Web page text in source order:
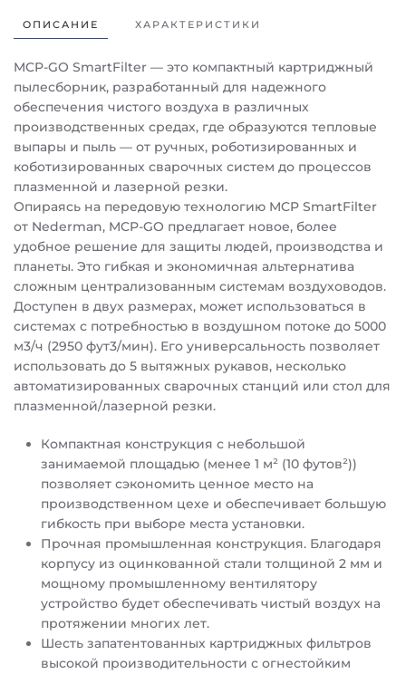
ОПИСАНИЕ ХАРАКТЕРИСТИКИ
MCP-GO SmartFilter — это компактный картриджный
пылесборник, разработанный для надежного
обеспечения чистого воздуха в различных
производственных средах, где образуются тепловые
выпары и пыль — от ручных, роботизированных и
коботизированных сварочных систем до процессов
плазменной и лазерной резки.
Опираясь на передовую технологию MCP SmartFilter
от Nederman, MCP-GO предлагает новое, более
удобное решение для защиты людей, производства и
планеты. Это гибкая и экономичная альтернатива
сложным централизованным системам воздуховодов.
Доступен в двух размерах, может использоваться в
системах с потребностью в воздушном потоке до 5000
м3/ч (2950 фут3/мин). Его универсальность позволяет
использовать до 5 вытяжных рукавов, несколько
автоматизированных сварочных станций или стол для
плазменной/лазерной резки.
Компактная конструкция с небольшой
занимаемой площадью (менее 1 м² (10 футов²))
позволяет сэкономить ценное место на
производственном цехе и обеспечивает большую
гибкость при выборе места установки.
Прочная промышленная конструкция. Благодаря
корпусу из оцинкованной стали толщиной 2 мм и
мощному промышленному вентилятору
устройство будет обеспечивать чистый воздух на
протяжении многих лет.
Шесть запатентованных картриджных фильтров
высокой производительности с огнестойким